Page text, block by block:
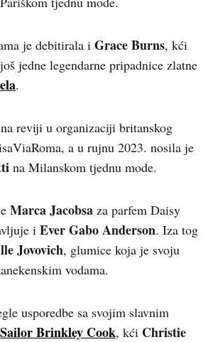
je debitirala i Grace Burns, kći
jedne legendarne pripadnice zlatne
.
reviji u organizaciji britanskog
a u rujnu 2023. nosila je
na Milanskom tjednu mode.
Marca Jacobsa za parfem Daisy
i Ever Gabo Anderson. Iza tog
Jovovich, glumice koja je svoju
vodama.
usporedbe sa svojim slavnim
Sailor Brinkley Cook, kći Christie